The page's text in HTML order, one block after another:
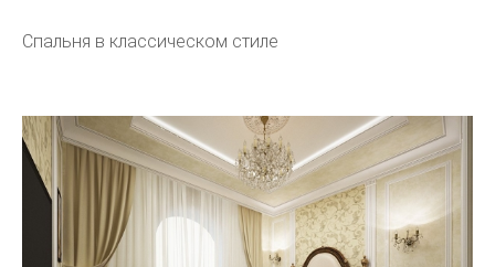
Спальня в классическом стиле